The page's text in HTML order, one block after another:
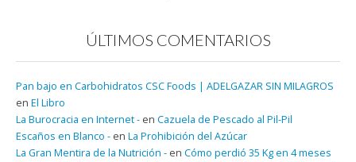
ÚLTIMOS COMENTARIOS
Pan bajo en Carbohidratos CSC Foods | ADELGAZAR SIN MILAGROS
en El Libro
La Burocracia en Internet - en Cazuela de Pescado al Pil-Pil
Escaños en Blanco - en La Prohibición del Azúcar
La Gran Mentira de la Nutrición - en Cómo perdió 35 Kg en 4 meses